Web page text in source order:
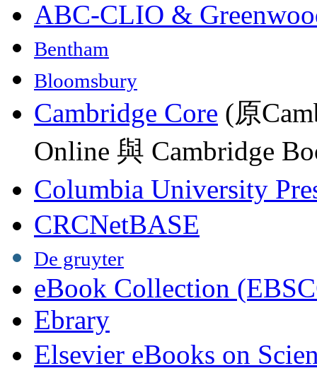
ABC-CLIO &
Bentham
Bloomsbury
Cambridge Core (原
Online 與 Cambridge
Columbia University
CRCNetBASE
De gruyter
eBook Collection
Ebrary
Elsevier eBooks on